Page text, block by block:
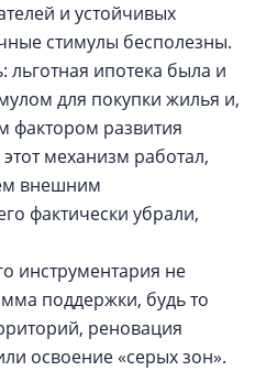
и устойчивых
стимулы бесполезны.
ипотека была и
для покупки жилья и,
фактором развития
механизм работал,
внешним
фактически убрали,
инструментария не
поддержки, будь то
реновация
освоение «серых зон».